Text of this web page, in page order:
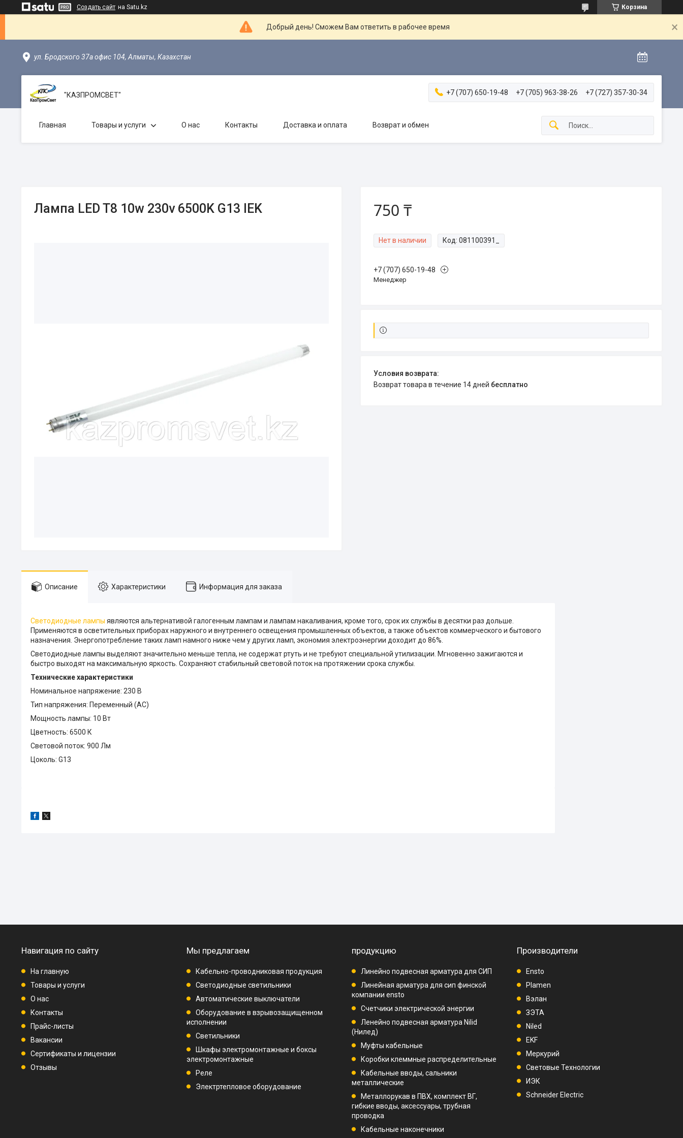
Создать сайт на Satu.kz Корзина
Добрый день! Сможем Вам ответить в рабочее время
ул. Бродского 37а офис 104, Алматы, Казахстан
"КАЗПРОМСВЕТ" +7 (707) 650-19-48 +7 (705) 963-38-26 +7 (727) 357-30-34
Главная Товары и услуги О нас Контакты Доставка и оплата Возврат и обмен
Лампа LED T8 10w 230v 6500K G13 IEK 750 ₸
Нет в наличии Код: 081100391_
+7 (707) 650-19-48
Менеджер
возврат товара в течение 14 дней бесплатно
Описание Характеристики Информация для заказа
Светодиодные лампы являются альтернативой галогенным лампам и лампам накаливания, кроме того, срок их службы в десятки раз дольше.
Применяются в осветительных приборах наружного и внутреннего освещения промышленных объектов, а также объектов коммерческого и бытового
назначения. Энергопотребление таких ламп намного ниже чем у других ламп, экономия электроэнергии доходит до 86%.
Светодиодные лампы выделяют значительно меньше тепла, не содержат ртуть и не требуют специальной утилизации. Мгновенно зажигаются и
быстро выходят на максимальную яркость. Сохраняют стабильный световой поток на протяжении срока службы.
Технические характеристики
Номинальное напряжение: 230 В
Тип напряжения: Переменный (AC)
Мощность лампы: 10 Вт
Цветность: 6500 К
Световой поток: 900 Лм
Цоколь: G13
Навигация по сайту
На главную
Товары и услуги
О нас
Контакты
Прайс-листы
Вакансии
Сертификаты и лицензии
Отзывы
Мы предлагаем
Кабельно-проводниковая продукция
Светодиодные светильники
Автоматические выключатели
Оборудование в взрывозащищенном
исполнении
Светильники
Шкафы электромонтажные и боксы
электромонтажные
Реле
Электртепловое оборудование
продукцию
Линейно подвесная арматура для СИП
Линейная арматура для сип финской
компании ensto
Счетчики электрической энергии
Ленейно подвесная арматура Nilid
(Нилед)
Муфты кабельные
Коробки клеммные распределительные
Кабельные вводы, сальники
металлические
Металлорукав в ПВХ, комплект ВГ,
гибкие вводы, аксессуары, трубная
проводка
Кабельные наконечники
Производители
Ensto
Plamen
Вэлан
ЗЭТА
Niled
EKF
Меркурий
Световые Технологии
ИЭК
Schneider Electric